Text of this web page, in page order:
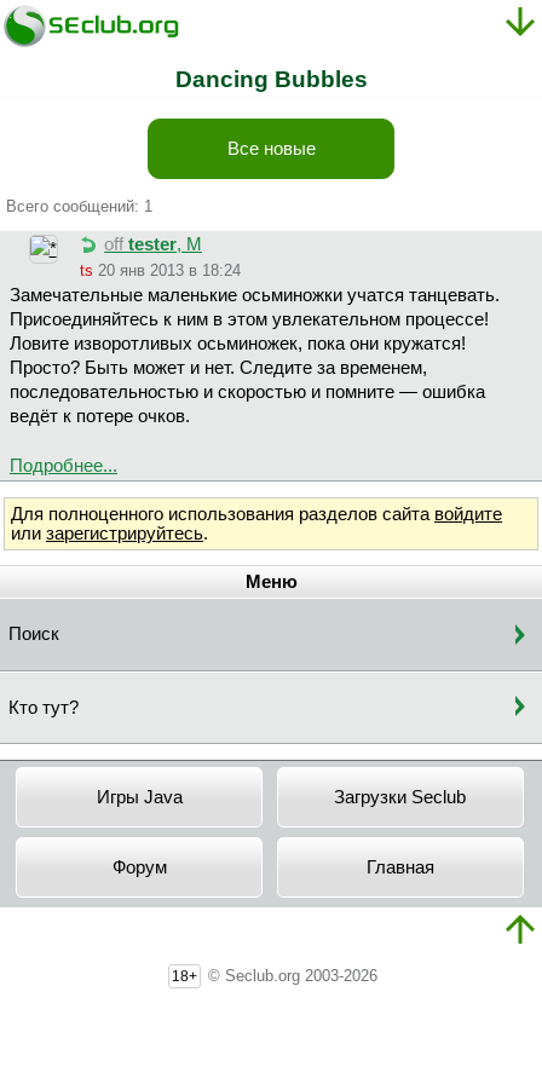
Dancing Bubbles
Все новые
Всего сообщений: 1
off tester, М
ts 20 янв 2013 в 18:24
Замечательные маленькие осьминожки учатся танцевать.
Присоединяйтесь к ним в этом увлекательном процессе!
Ловите изворотливых осьминожек, пока они кружатся!
Просто? Быть может и нет. Следите за временем,
последовательностью и скоростью и помните — ошибка
ведёт к потере очков.
Подробнее...
Для полноценного использования разделов сайта войдите
или зарегистрируйтесь.
Меню
Поиск
Кто тут?
Игры Java Загрузки Seclub
Форум Главная
18+ © Seclub.org 2003-2026